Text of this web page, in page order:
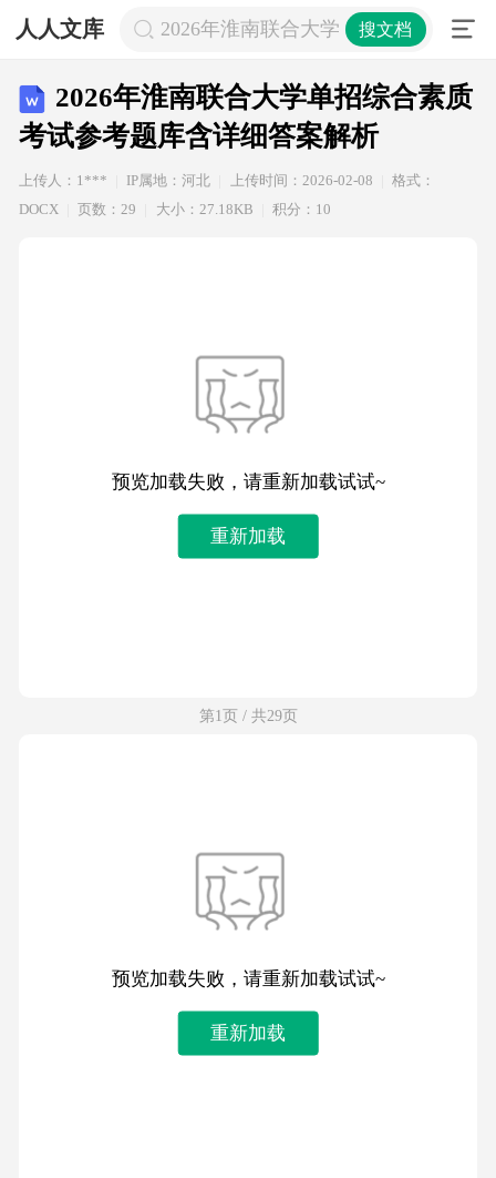
人人文库 2026年淮南联合大学单招综合素质考
搜文档
2026年淮南联合大学单招综合素质
考试参考题库含详细答案解析
上传人：1*** IP属地：河北 上传时间：2026-02-08
格式：
DOCX
页数：29 大小：27.18KB 积分：10
预览加载失败，请重新加载试试~
重新加载
第1页 / 共29页
预览加载失败，请重新加载试试~
重新加载